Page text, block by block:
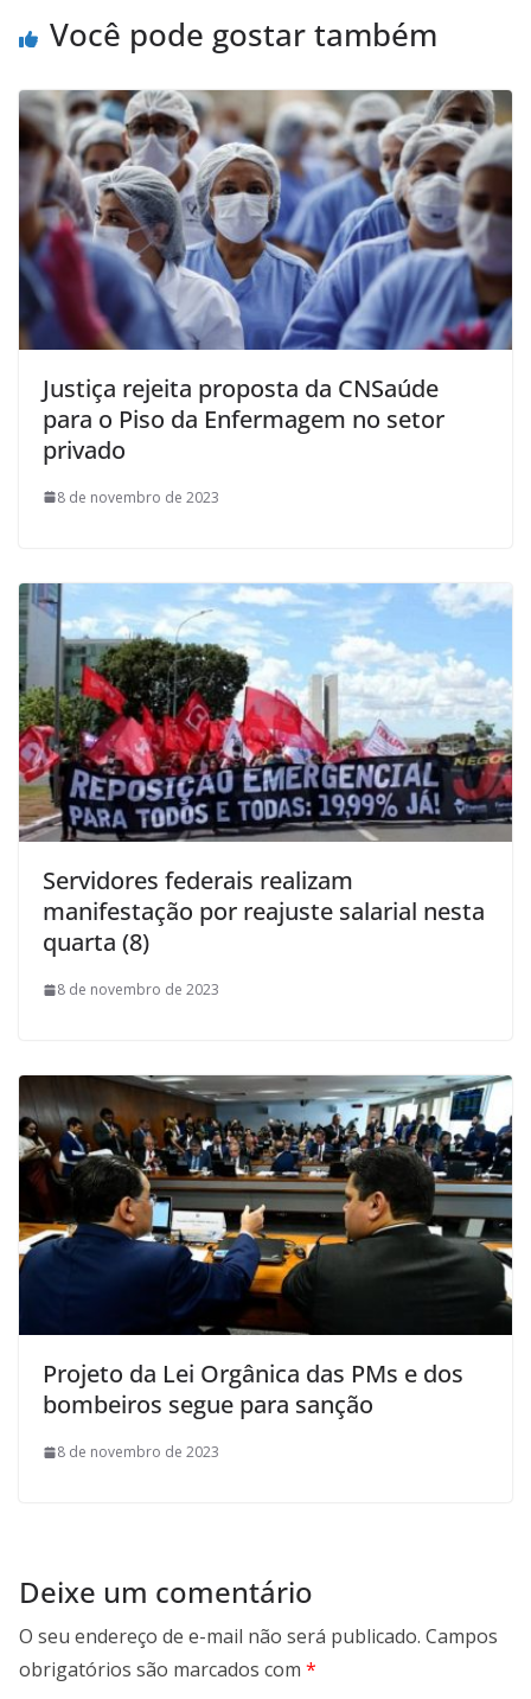
Você pode gostar também
Justiça rejeita proposta da CNSaúde
para o Piso da Enfermagem no setor
privado
8 de novembro de 2023
Servidores federais realizam
manifestação por reajuste salarial nesta
quarta (8)
8 de novembro de 2023
Projeto da Lei Orgânica das PMs e dos
bombeiros segue para sanção
8 de novembro de 2023
Deixe um comentário
O seu endereço de e-mail não será publicado. Campos
obrigatórios são marcados com *